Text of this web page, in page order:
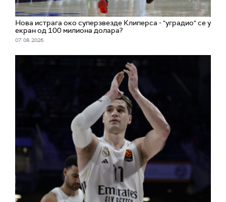
Нова истрага око суперзвезде Клиперса - "уградио" се у
екран од 100 милиона долара?
07. 08. 2026.